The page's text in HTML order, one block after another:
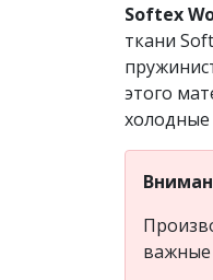
Softex
ткани
этого
холодные
важные